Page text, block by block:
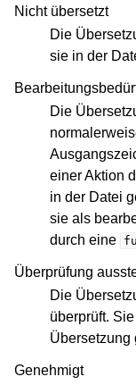
Nicht übersetzt
Die
sie in der
Die
einer Aktion
in der Datei
sie als
durch eine
Überprüfung
Die
überprüft.
Übersetzung
Genehmigt